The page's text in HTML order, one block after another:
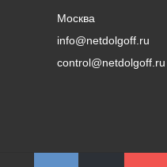
Москва
info@netdolgoff.ru
control@netdolgoff.ru